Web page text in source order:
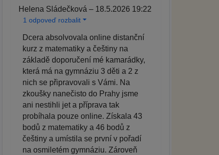
Helena Sládečková – 18.5.2026 19:22
1 odpoveď rozbalit
Dcera absolvovala online distanční
kurz z matematiky a češtiny na
základě doporučení mé kamarádky,
která má na gymnáziu 3 děti a 2 z
nich se připravovali s Vámi. Na
zkoušky nanečisto do Prahy jsme
ani nestihli jet a příprava tak
probíhala pouze online. Získala 43
bodů z matematiky a 46 bodů z
češtiny a umístila se první v pořadí
na osmiletém gymnáziu. Zároveň